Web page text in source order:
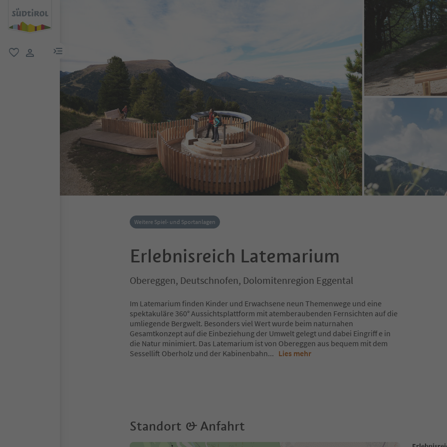
menu link
Weitere Spiel- und Sportanlagen
Erlebnisreich Latemarium
Obereggen, Deutschnofen, Dolomitenregion Eggental
Im Latemarium finden Kinder und Erwachsene neun Themenwege und eine
spektakuläre 360° Aussichtsplattform mit atemberaubenden Fernsichten auf die
umliegende Bergwelt. Besonders viel Wert wurde beim naturnahen
Gesamtkonzept auf die Einbeziehung der Umwelt gelegt und dabei Eingriff e in
die Natur minimiert. Das Latemarium ist von Obereggen aus bequem mit dem
Sessellift Oberholz und der Kabinenbahn... Lies mehr
Standort & Anfahrt